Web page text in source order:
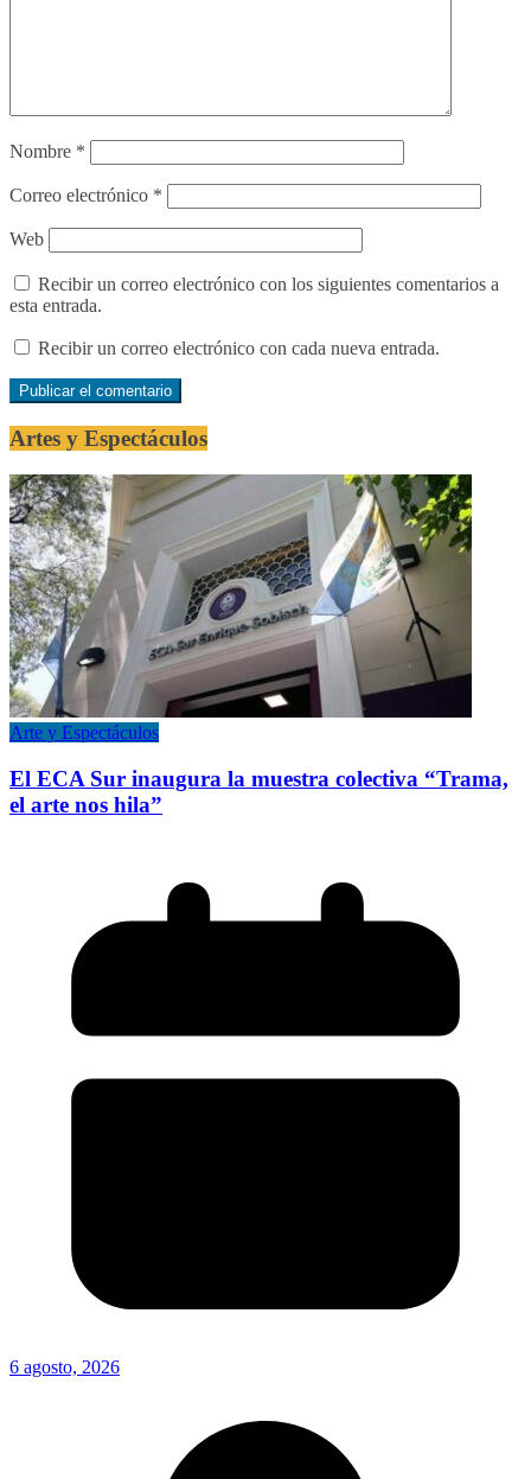
Nombre *
Correo electrónico *
Web
Recibir un correo electrónico con los siguientes comentarios a
esta entrada.
Recibir un correo electrónico con cada nueva entrada.
Artes y Espectáculos
Arte y Espectáculos
El ECA Sur inaugura la muestra colectiva “Trama,
el arte nos hila”
6 agosto, 2026